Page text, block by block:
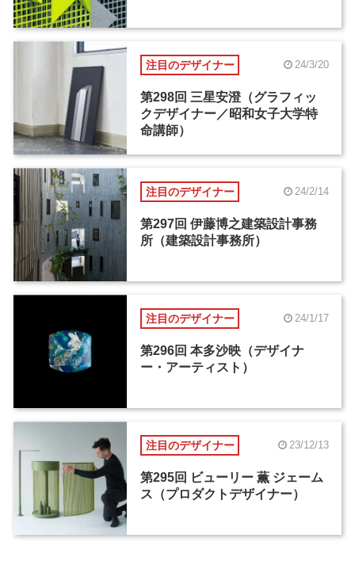
注目のデザイナー 24/3/20
第298回 三星安澄（グラフィッ
クデザイナー／昭和女子大学特
命講師）
注目のデザイナー 24/2/14
第297回 伊藤博之建築設計事務
所（建築設計事務所）
注目のデザイナー 24/1/17
第296回 本多沙映（デザイナ
ー・アーティスト）
注目のデザイナー 23/12/13
第295回 ビューリー 薫 ジェーム
ス（プロダクトデザイナー）